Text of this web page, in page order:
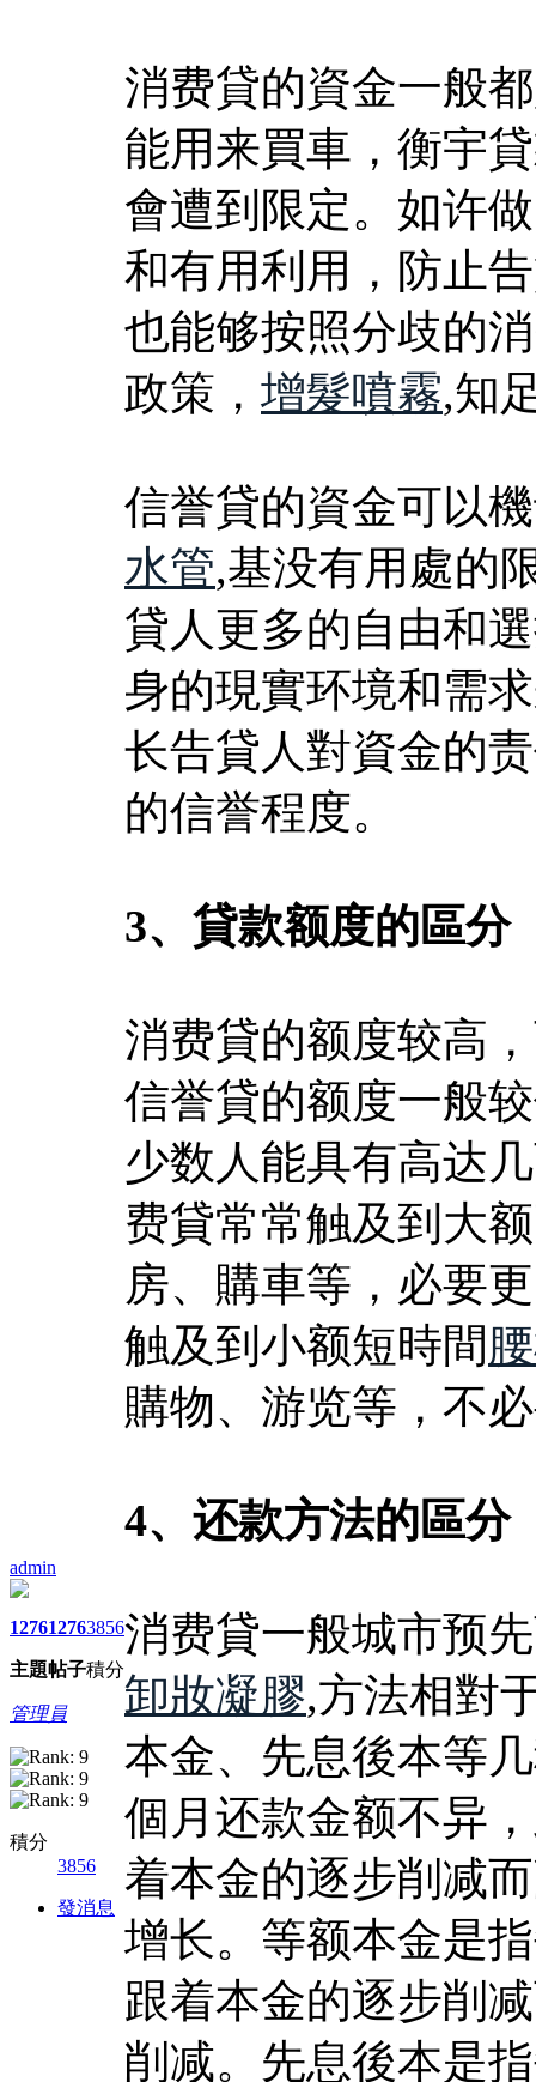
admin
1276
主題
1276
帖子
3856
積分
管理員
積分
3856
發消息
消费貸的資金一般
能用来買車，衡宇
會遭到限定。如许
和有用利用，防止
也能够按照分歧的
政策， 增髮噴霧,知
信誉貸的資金可以
水管,基没有用處的
貸人更多的自由和
身的現實环境和需
长告貸人對資金的
的信誉程度。
3、貸款额度的區分
消费貸的额度较高
信誉貸的额度一般
少数人能具有高达
费貸常常触及到大
房、購車等，必要
触及到小额短時間
購物、游览等，不
4、还款方法的區分
消费貸一般城市预
卸妝凝膠,方法相對
本金、先息後本等
個月还款金额不异
着本金的逐步削减
增长。等额本金是
跟着本金的逐步削
削减。先息後本是